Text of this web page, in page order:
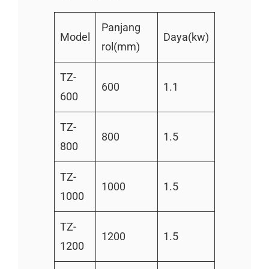
Model
Panjang
rol(mm)
Daya(kw)
TZ-
600
600 1.1
TZ-
800
800 1.5
TZ-
1000
1000 1.5
TZ-
1200
1200 1.5